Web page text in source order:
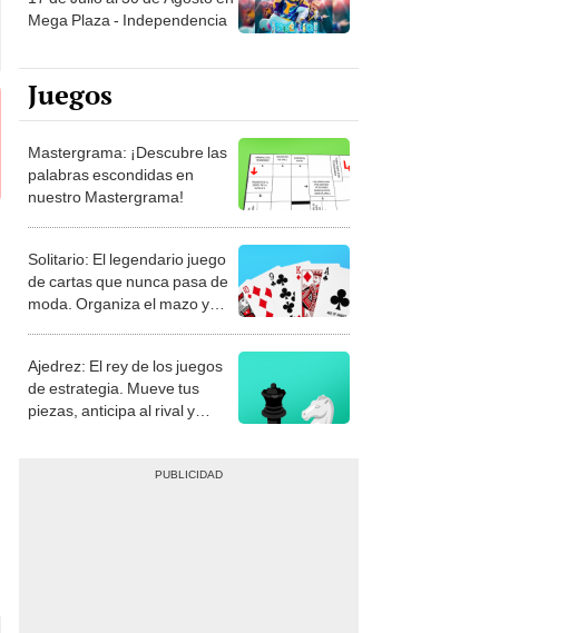
Mega Plaza - Independencia
Juegos
Mastergrama: ¡Descubre las
palabras escondidas en
nuestro Mastergrama!
Solitario: El legendario juego
de cartas que nunca pasa de
moda. Organiza el mazo y
Ajedrez: El rey de los juegos
de estrategia. Mueve tus
piezas, anticipa al rival y